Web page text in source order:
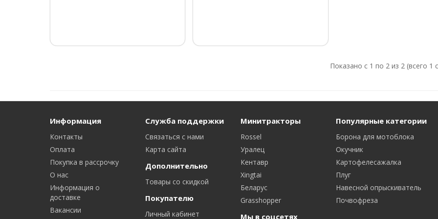
Показано с 1 по 2 из 2 (всего 1
Информация
Контакты
Оплата
Покупка в рассрочку
О нас
Информация о
доставке
Вакансии
Служба поддержки
Связаться с нами
Карта сайта
Дополнительно
Товары со скидкой
Покупателю
Личный кабинет
Минитракторы
Rossel
Уралец
Кентавр
Xingtai
Беларус
Grasshopper
Популярные категории
Борона для мотоблока
Окучник
Картофелесажалка
Плуг
Навесной опрыскиватель
Почвофреза
Мы в соцсетях